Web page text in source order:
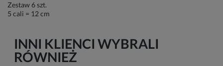
Zestaw 6 szt.
5 cali = 12 cm
INNI KLIENCI WYBRALI
RÓWNIEŻ